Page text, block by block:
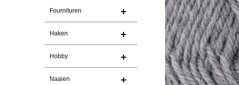
Fournituren
Haken
Hobby
Naaien